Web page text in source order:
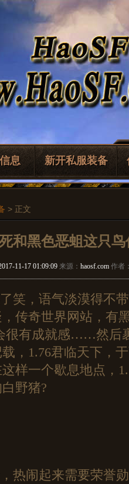
息 新开私服装备
> 正文
和黑色恶蛆这只鸟
11-17 01:09:09 来源： haosf.com 作者
笑，语气淡漠得不
传奇世界网站，有
很有成就感……然后
，1.76君临天下，
样一个歇息地点，
野猪?
热闹起来需要荣誉